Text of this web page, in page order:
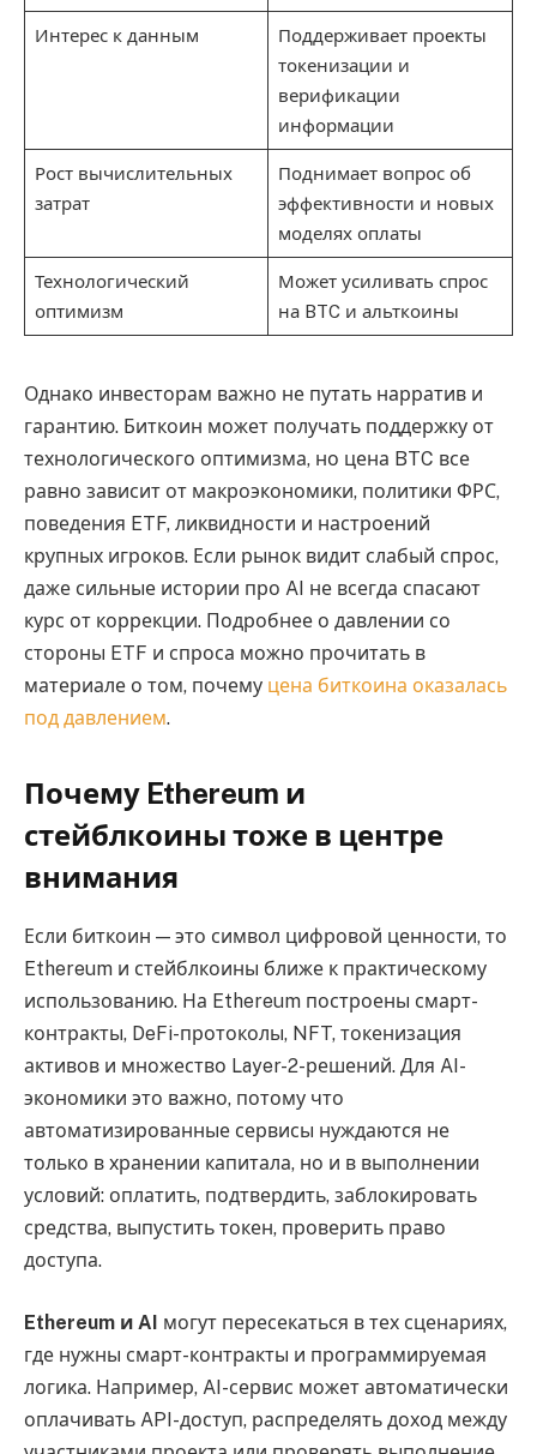
Интерес к данным
Поддерживает проекты
токенизации и
верификации
информации
Рост вычислительных
затрат
Поднимает вопрос об
эффективности и новых
моделях оплаты
Технологический
оптимизм
Может усиливать спрос
на BTC и альткоины
Однако инвесторам важно не путать нарратив и
гарантию. Биткоин может получать поддержку от
технологического оптимизма, но цена BTC все
равно зависит от макроэкономики, политики ФРС,
поведения ETF, ликвидности и настроений
крупных игроков. Если рынок видит слабый спрос,
даже сильные истории про AI не всегда спасают
курс от коррекции. Подробнее о давлении со
стороны ETF и спроса можно прочитать в
материале о том, почему цена биткоина оказалась
под давлением.
Почему Ethereum и
стейблкоины тоже в центре
внимания
Если биткоин — это символ цифровой ценности, то
Ethereum и стейблкоины ближе к практическому
использованию. На Ethereum построены смарт-
контракты, DeFi-протоколы, NFT, токенизация
активов и множество Layer-2-решений. Для AI-
экономики это важно, потому что
автоматизированные сервисы нуждаются не
только в хранении капитала, но и в выполнении
условий: оплатить, подтвердить, заблокировать
средства, выпустить токен, проверить право
доступа.
Ethereum и AI могут пересекаться в тех сценариях,
где нужны смарт-контракты и программируемая
логика. Например, AI-сервис может автоматически
оплачивать API-доступ, распределять доход между